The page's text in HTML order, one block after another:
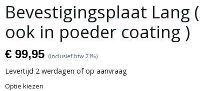
Bevestigingsplaat Lang (
ook in poeder coating )
€ 99,95 (inclusief btw 21%)
Levertijd 2 werdagen of op aanvraag
Optie kiezen